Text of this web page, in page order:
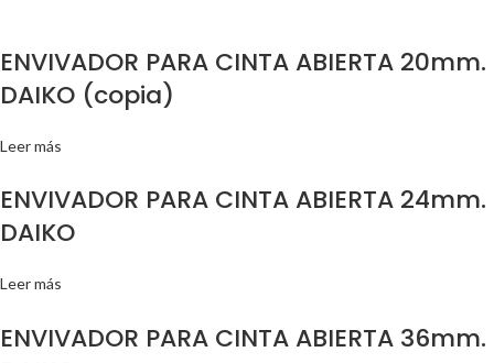
ENVIVADOR PARA CINTA ABIERTA 20mm.
DAIKO (copia)
Leer más
ENVIVADOR PARA CINTA ABIERTA 24mm.
DAIKO
Leer más
ENVIVADOR PARA CINTA ABIERTA 36mm.